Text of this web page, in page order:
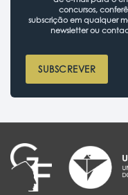
concursos,
subscrição em qualquer
newsletter ou
SUBSCREVER